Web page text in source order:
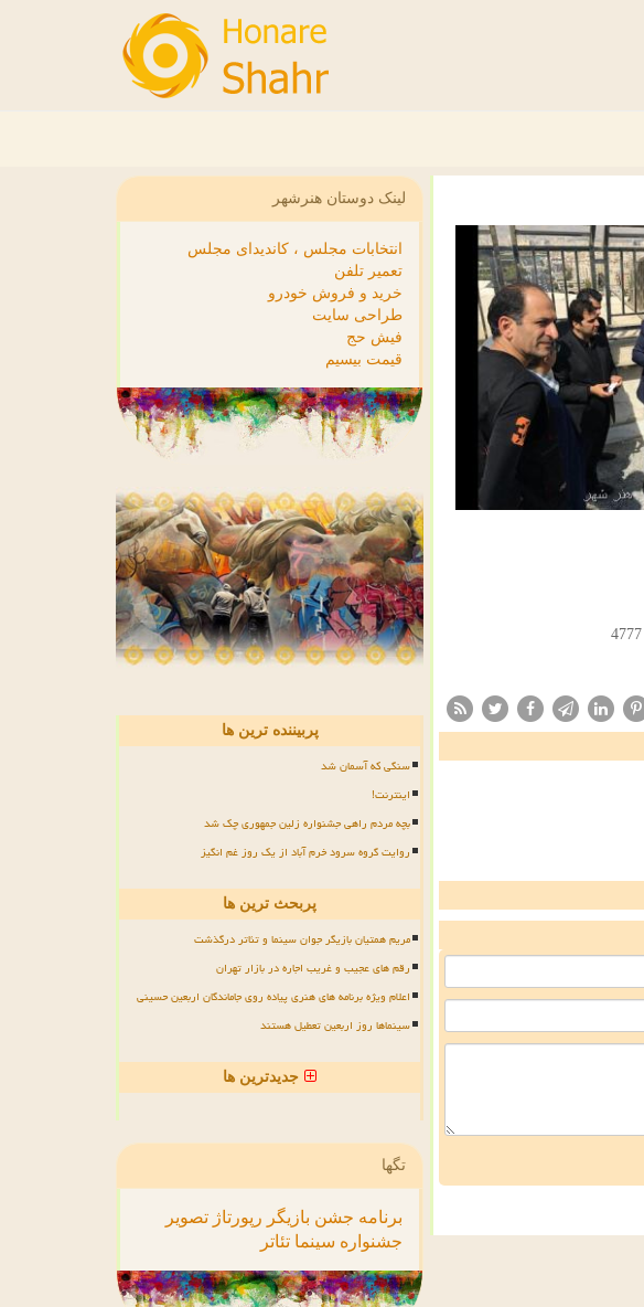
4777
لینک دوستان هنرشهر
انتخابات مجلس ، کاندیدای مجلس
تعمیر تلفن
خرید و فروش خودرو
طراحی سایت
فیش حج
قیمت بیسیم
پربیننده ترین ها
سنگی که آسمان شد
اینترنت!
بچه مردم راهی جشنواره زلین جمهوری چک شد
روایت گروه سرود خرم آباد از یک روز غم انگیز
پربحث ترین ها
مریم همتیان بازیگر جوان سینما و تئاتر درگذشت
رقم های عجیب و غریب اجاره در بازار تهران
اعلام ویژه برنامه های هنری پیاده روی جاماندگان اربعین حسینی
سینماها روز اربعین تعطیل هستند
جدیدترین ها
تگها
برنامه جشن بازیگر رپورتاژ تصویر
جشنواره سینما تئاتر